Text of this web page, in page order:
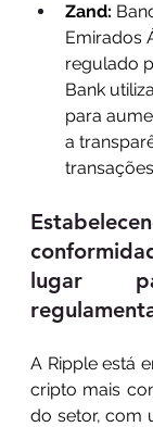
Zand:
Emirados
regulado
Bank
para
a
lugar
A Ripple está
cripto mais
do setor, com